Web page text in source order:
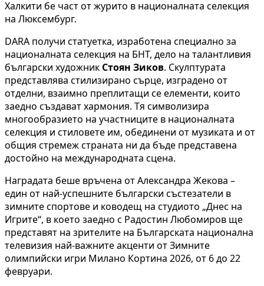
Халкити бе част от журито в националната селекция
на Люксембург.
DARA получи статуетка, изработена специално за
националната селекция на БНТ, дело на талантливия
български художник Стоян Зиков. Скулптурата
представлява стилизирано сърце, изградено от
отделни, взаимно преплитащи се елементи, които
заедно създават хармония. Тя символизира
многообразието на участниците в националната
селекция и стиловете им, обединени от музиката и от
общия стремеж страната ни да бъде представена
достойно на международната сцена.
Наградата беше връчена от Александра Жекова –
един от най-успешните български състезатели в
зимните спортове и ководещ на студиото „Днес на
Игрите“, в което заедно с Радостин Любомиров ще
представят на зрителите на Българската национална
телевизия най-важните акценти от Зимните
олимпийски игри Милано Кортина 2026, от 6 до 22
февруари.